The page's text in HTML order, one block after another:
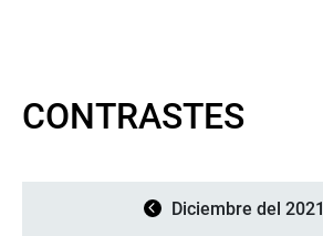
CONTRASTES
Diciembre del 2021